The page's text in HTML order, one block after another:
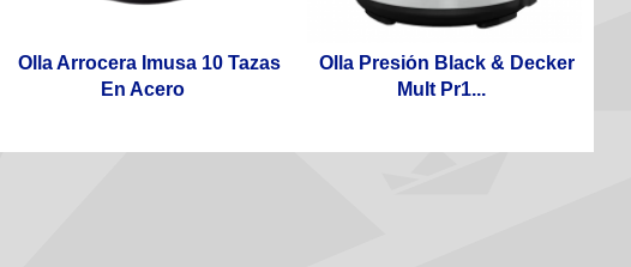
Olla Arrocera Imusa 10 Tazas
En Acero
Olla Presión Black & Decker
Mult Pr1...